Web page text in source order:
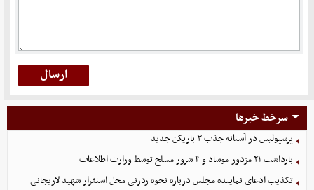
سرخط خبرها
پرسپولیس در آستانه جذب ۳ بازیکن جدید
بازداشت ۲۱ مزدور موساد و ۴ شرور مسلح توسط وزارت اطلاعات
تکذیب ادعای نماینده مجلس درباره نحوه ردزنی محل استقرار شهید لاریجانی